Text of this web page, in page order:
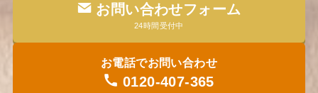
お問い合わせフォーム
24時間受付中
お電話でお問い合わせ
0120-407-365